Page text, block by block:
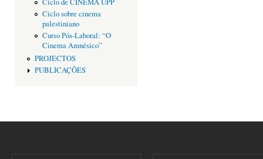
Ciclo de CINEMA UPP
Ciclo sobre cinema
palestiniano
Curso Pós-Laboral: “O
Cinema Amnésico”
PROJECTOS
PUBLICAÇÕES